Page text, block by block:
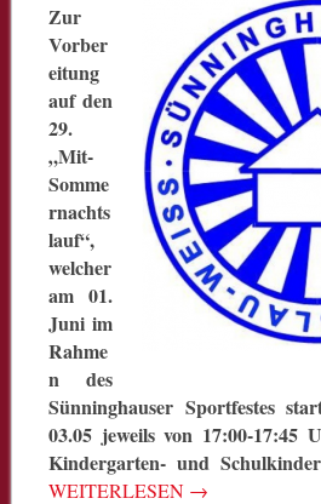
Zur
Vorber
eitung
auf den
29.
„Mit-
Somme
rnachts
lauf“,
welcher
am 01.
Juni im
Rahme
n des
Sünninghauser Sportfestes
03.05 jeweils von 17:00-
Kindergarten- und
WEITERLESEN →